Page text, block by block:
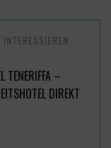
TENERIFFA –
DIREKT